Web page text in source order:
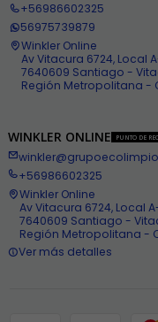
+56986602325
56975739879
Winkler Online
Av Vitacura 6724, Local
7640609 Santiago -
Región Metropolitana -
WINKLER ONLINE PUNTO DE
+56986602325
Winkler Online
Av Vitacura 6724, Local
7640609 Santiago -
Región Metropolitana -
Ver más detalles